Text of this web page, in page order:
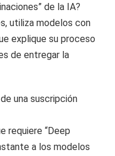
de la IA?
utiliza modelos con
explique su proceso
de entregar la
una suscripción
requiere “Deep
a los modelos